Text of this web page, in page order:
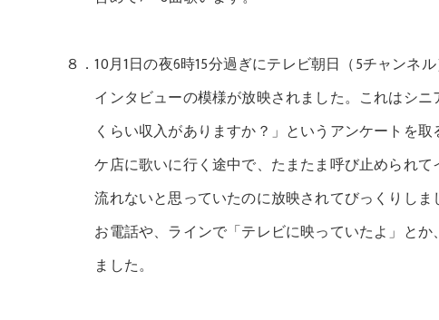
８．10月1日の夜6時15分過ぎにテレビ朝日（5チャンネ
インタビューの模様が放映されました。これはシニ
くらい収入がありますか？」というアンケートを取
ケ店に歌いに行く途中で、たまたま呼び止められて
流れないと思っていたのに放映されてびっくりしま
お電話や、ラインで「テレビに映っていたよ」とか
ました。